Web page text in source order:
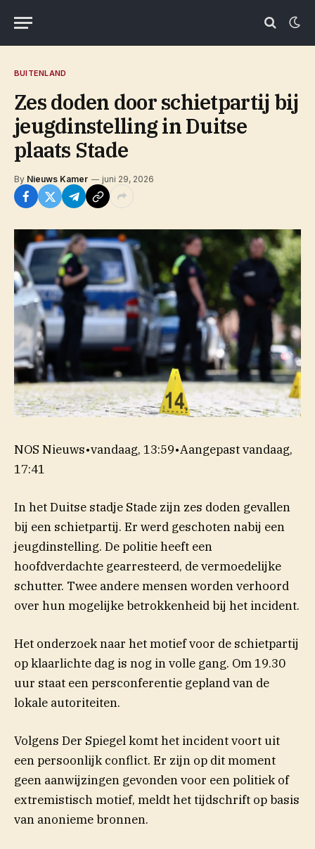
BUITENLAND
Zes doden door schietpartij bij
jeugdinstelling in Duitse
plaats Stade
By Nieuws Kamer juni 29, 2026
NOS Nieuws•vandaag, 13:59•Aangepastvandaag,
17:41
In het Duitse stadje Stade zijn zes doden gevallen
bij een schietpartij. Er werd geschoten nabij een
jeugdinstelling. De politie heeft een
hoofdverdachte gearresteerd, de vermoedelijke
schutter. Twee andere mensen worden verhoord
over hun mogelijke betrokkenheid bij het incident.
Het onderzoek naar het motief voor de schietpartij
op klaarlichte dag is nog in volle gang. Om 19.30
uur staat een persconferentie gepland van de
lokale autoriteiten.
Volgens Der Spiegel(opent in nieuw venster)
komt het incident voort uit
een persoonlijk conflict. Er zijn op dit moment
geen aanwijzingen gevonden voor een politiek of
extremistisch motief, meldt het tijdschrift op basis
van anonieme bronnen.